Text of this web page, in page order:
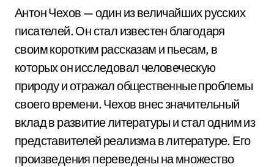
Антон Чехов — один из величайших русских
писателей. Он стал известен благодаря
своим коротким рассказам и пьесам, в
которых он исследовал человеческую
природу и отражал общественные проблемы
своего времени. Чехов внес значительный
вклад в развитие литературы и стал одним из
представителей реализма в литературе. Его
произведения переведены на множество